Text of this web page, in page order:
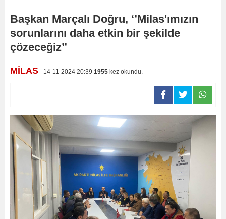
Başkan Marçalı Doğru, ‘’Milas'ımızın
sorunlarını daha etkin bir şekilde
çözeceğiz’’
MİLAS - 14-11-2024 20:39 1955 kez okundu.